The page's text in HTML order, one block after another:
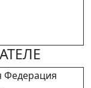
Федерация